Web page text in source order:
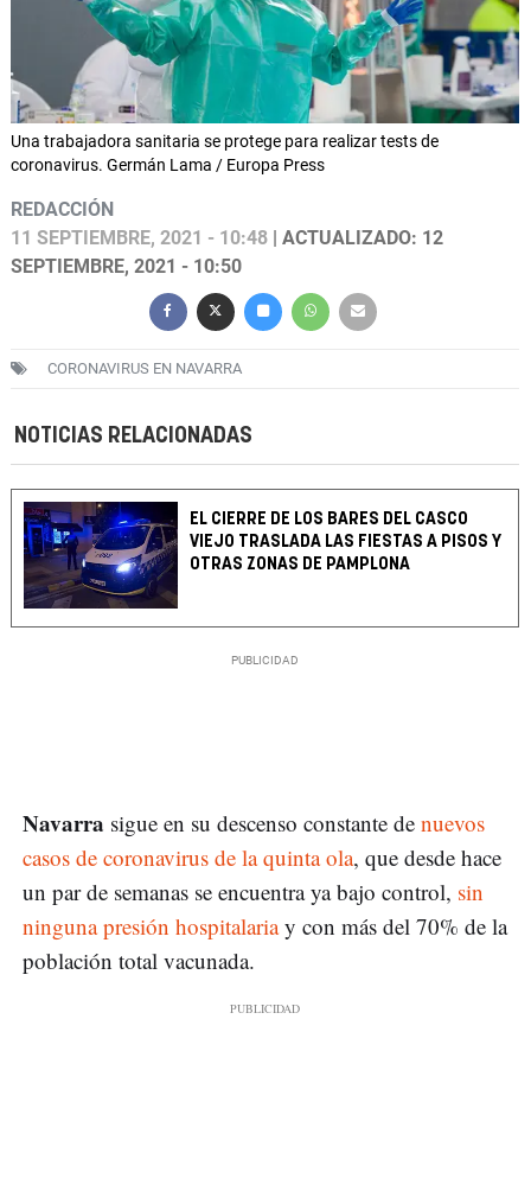
Una trabajadora sanitaria se protege para realizar tests de
coronavirus. Germán Lama / Europa Press
REDACCIÓN
11 SEPTIEMBRE, 2021 - 10:48 | ACTUALIZADO: 12
SEPTIEMBRE, 2021 - 10:50
CORONAVIRUS EN NAVARRA
NOTICIAS RELACIONADAS
EL CIERRE DE LOS BARES DEL CASCO
VIEJO TRASLADA LAS FIESTAS A PISOS Y
OTRAS ZONAS DE PAMPLONA
Navarra sigue en su descenso constante de nuevos
casos de coronavirus de la quinta ola, que desde hace
un par de semanas se encuentra ya bajo control, sin
ninguna presión hospitalariay con más del 70% de la
población total vacunada.